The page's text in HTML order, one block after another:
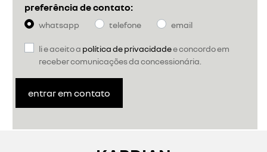
preferência de contato:
whatsapp telefone email
li e aceito a política de privacidadee concordo em
receber comunicações da concessionária.
entrar em contato